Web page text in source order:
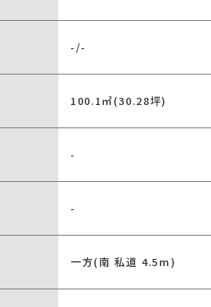
-/-
100.1㎡(30.28坪)
-
-
一方(南 私道 4.5m)